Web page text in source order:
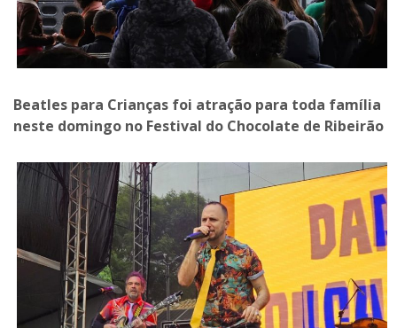
Beatles para Crianças foi atração para toda família
neste domingo no Festival do Chocolate de Ribeirão